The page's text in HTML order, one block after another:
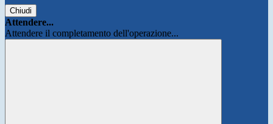
Chiudi
Attendere...
Attendere il completamento dell'operazione...